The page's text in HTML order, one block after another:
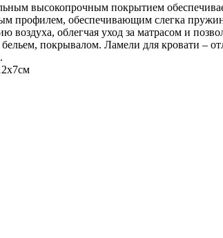
высокопрочным покрытием
профилем, обеспечивающим слегка
облегчая уход за матрасом и
покрывалом. Ламели для кровати –